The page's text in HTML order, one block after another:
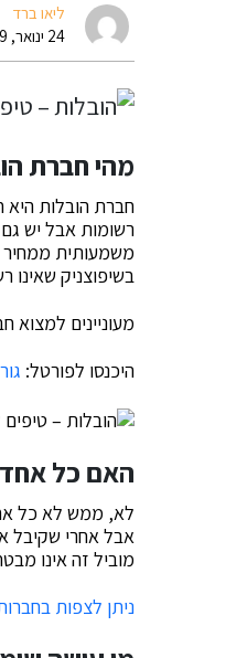
ליאו ברד
24 ינואר, 2019 12:26
מהי חברת
חברת הובלות היא
רשומות אבל יש
משמעותית
בשיפוצניק
מעוניינים
היכנסו לפורטל:
האם כל אחד
לא, ממש לא כל
אבל אחרי שקיבל
מוביל זה אינו
ניתן לצפות